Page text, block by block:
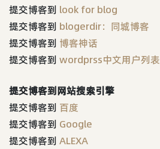
提交博客到 look for blog
提交博客到 blogerdir：同城博客
提交博客到 博客神话
提交博客到 wordprss中文用户列表
提交博客到网站搜索引擎
提交博客到 百度
提交博客到 Google
提交博客到 ALEXA